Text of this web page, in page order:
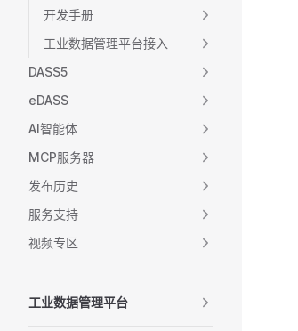
开发手册
工业数据管理平台接入
DASS5
eDASS
AI智能体
MCP服务器
发布历史
服务支持
视频专区
工业数据管理平台